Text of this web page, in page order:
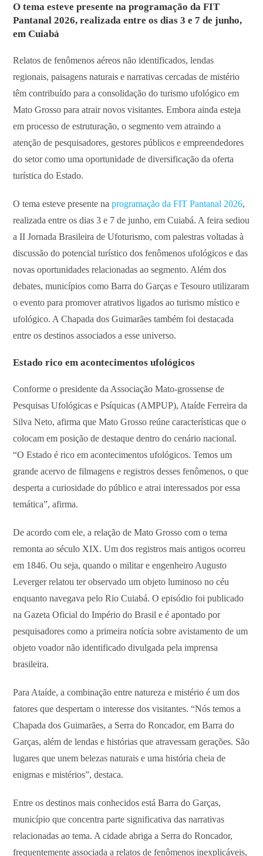
O tema esteve presente na programação da FIT
Pantanal 2026, realizada entre os dias 3 e 7 de junho,
em Cuiabá
Relatos de fenômenos aéreos não identificados, lendas
regionais, paisagens naturais e narrativas cercadas de mistério
têm contribuído para a consolidação do turismo ufológico em
Mato Grosso para atrair novos visitantes. Embora ainda esteja
em processo de estruturação, o segmento vem atraindo a
atenção de pesquisadores, gestores públicos e empreendedores
do setor como uma oportunidade de diversificação da oferta
turística do Estado.
O tema esteve presente naprogramação da FIT Pantanal 2026,
realizada entre os dias 3 e 7 de junho, em Cuiabá. A feira sediou
a II Jornada Brasileira de Ufoturismo, com palestras voltadas à
discussão do potencial turístico dos fenômenos ufológicos e das
novas oportunidades relacionadas ao segmento. Além dos
debates, municípios como Barra do Garças e Tesouro utilizaram
o evento para promover atrativos ligados ao turismo místico e
ufológico. A Chapada dos Guimarães também foi destacada
entre os destinos associados a esse universo.
Estado rico em acontecimentos ufológicos
Conforme o presidente da Associação Mato-grossense de
Pesquisas Ufológicas e Psíquicas (AMPUP), Ataíde Ferreira da
Silva Neto, afirma que Mato Grosso reúne características que o
colocam em posição de destaque dentro do cenário nacional.
“O Estado é rico em acontecimentos ufológicos. Temos um
grande acervo de filmagens e registros desses fenômenos, o que
desperta a curiosidade do público e atrai interessados por essa
temática”, afirma.
De acordo com ele, a relação de Mato Grosso com o tema
remonta ao século XIX. Um dos registros mais antigos ocorreu
em 1846. Ou seja, quando o militar e engenheiro Augusto
Leverger relatou ter observado um objeto luminoso no céu
enquanto navegava pelo Rio Cuiabá. O episódio foi publicado
na Gazeta Oficial do Império do Brasil e é apontado por
pesquisadores como a primeira notícia sobre avistamento de um
objeto voador não identificado divulgada pela imprensa
brasileira.
Para Ataíde, a combinação entre natureza e mistério é um dos
fatores que despertam o interesse dos visitantes. “Nós temos a
Chapada dos Guimarães, a Serra do Roncador, em Barra do
Garças, além de lendas e histórias que atravessam gerações. São
lugares que unem belezas naturais e uma história cheia de
enigmas e mistérios”, destaca.
Entre os destinos mais conhecidos está Barra do Garças,
município que concentra parte significativa das narrativas
relacionadas ao tema. A cidade abriga a Serra do Roncador,
frequentemente associada a relatos de fenômenos inexplicáveis,